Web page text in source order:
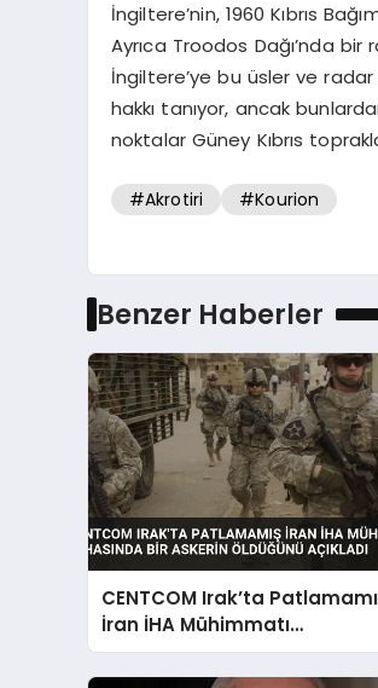
İngiltere’nin, 1960 Kıbrıs
Ayrıca Troodos Dağı’nda
İngiltere’ye bu üsler ve
hakkı tanıyor, ancak
noktalar Güney Kıbrıs
#Akrotiri #Kourion
Benzer Haberler
CENTCOM Irak’ta
İran İHA Mühimmatı
İmhasında Bir Askerin
Öldüğünü Açıkladı